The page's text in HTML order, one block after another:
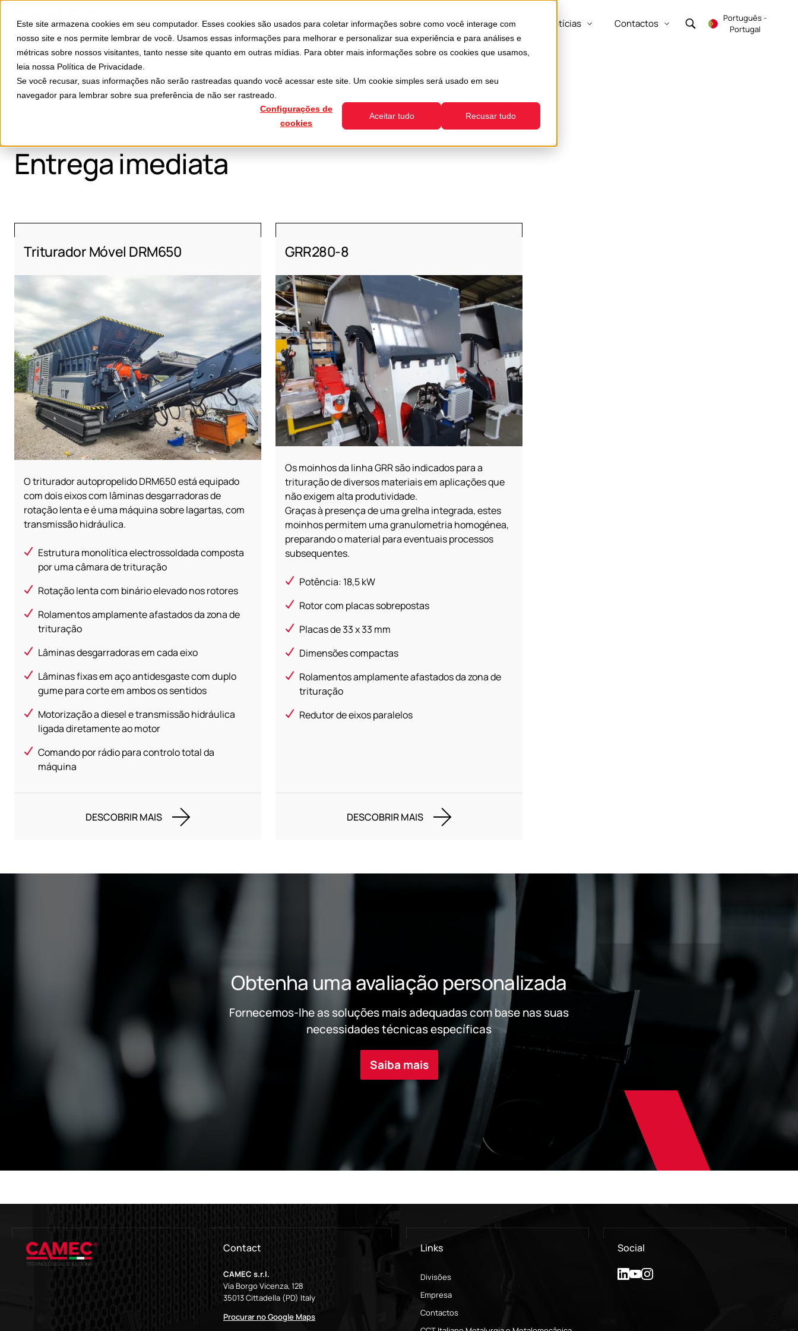
Este site armazena cookies em seu computador. Esses cookies são usados para coletar informações sobre como você interage com
nosso site e nos permite lembrar de você. Usamos essas informações para melhorar e personalizar sua experiência e para análises e
métricas sobre nossos visitantes, tanto nesse site quanto em outras mídias. Para obter mais informações sobre os cookies que usamos,
leia nossa Política de Privacidade
Se você recusar, suas informações não serão rastreadas quando você acessar este site. Um cookie simples será usado em seu
navegador para lembrar sobre sua preferência de não ser rastreado.
Configurações de
cookies
Aceitar tudo Recusar tudo
Divisões Show submenu for Divisões
Aplicações Usada Show submenu for Usada
Serviços Show submenu for Serviços
Empresa Show submenu for Empresa
Recursos Show submenu for Recursos
Notícias Show submenu for Notícias
Contactos Show submenu for Contactos
Português -
Portugal
Home Entrega imediata
Entrega imediata
Triturador Móvel DRM650
O triturador autopropelido DRM650 está equipado
com dois eixos com lâminas desgarradoras de
rotação lenta e é uma máquina sobre lagartas, com
transmissão hidráulica.
Estrutura monolítica electrossoldada composta
por uma câmara de trituração
Rotação lenta com binário elevado nos rotores
Rolamentos amplamente afastados da zona de
trituração
Lâminas desgarradoras em cada eixo
Lâminas fixas em aço antidesgaste com duplo
gume para corte em ambos os sentidos
Motorização a diesel e transmissão hidráulica
ligada diretamente ao motor
Comando por rádio para controlo total da
máquina
DESCOBRIR MAIS
GRR280-8
Os moinhos da linha GRR são indicados para a
trituração de diversos materiais em aplicações que
não exigem alta produtividade.
Graças à presença de uma grelha integrada, estes
moinhos permitem uma granulometria homogénea,
preparando o material para eventuais processos
subsequentes.
Potência: 18,5 kW
Rotor com placas sobrepostas
Placas de 33 x 33 mm
Dimensões compactas
Rolamentos amplamente afastados da zona de
trituração
Redutor de eixos paralelos
DESCOBRIR MAIS
Obtenha uma avaliação personalizada
Fornecemos-lhe as soluções mais adequadas com base nas suas
necessidades técnicas específicas
Saiba mais
Contact
CAMEC s.r.l.
Via Borgo Vicenza, 128
35013 Cittadella (PD) Italy
Procurar no Google Maps
Links
Divisões
Empresa
Contactos
Social